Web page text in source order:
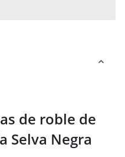
de roble de
Selva Negra